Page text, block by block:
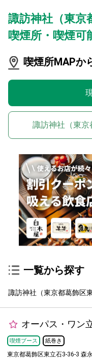
諏訪神社（東京
喫煙所・喫煙可
喫煙所MAPか
諏訪神社（東
一覧から探す
諏訪神社（東京都葛飾区
オーパス・ワン
喫煙ブース 紙巻き
東京都葛飾区東立石3-36-3 森